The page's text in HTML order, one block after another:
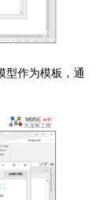
型作为模板，通